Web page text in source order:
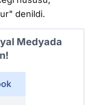
denildi.
Medyada